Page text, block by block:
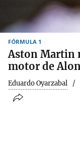
FÓRMULA 1
Aston Martin
motor de
Eduardo Oyarzabal